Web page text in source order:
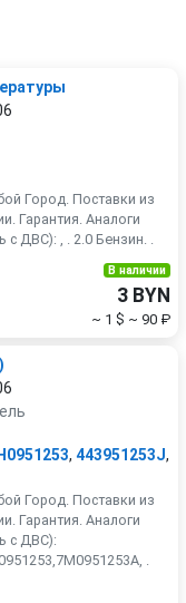
Город. Поставки из
Гарантия. Аналоги
с ДВС): , . 2.0 Бензин. .
В наличии
3 BYN
~ 1 $ ~ 90 ₽
, 443951253J,
Город. Поставки из
Гарантия. Аналоги
с ДВС):
.